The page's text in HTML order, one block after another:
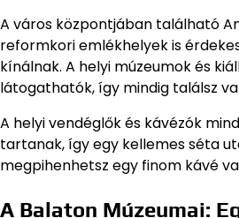
A város központjában található
reformkori emlékhelyek is
kínálnak. A helyi múzeumok és
látogathatók, így mindig találsz
A helyi vendéglők és kávézók
tartanak, így egy kellemes séta
megpihenhetsz egy finom kávé
A Balaton Múzeumai: